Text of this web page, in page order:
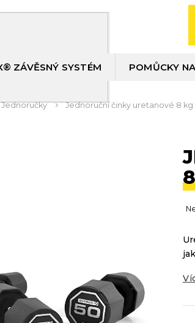
ZÁVĚSNÝ SYSTÉM POMŮCKY
Jednoručky Jednoruční činky uretanové 8 kg
je
5